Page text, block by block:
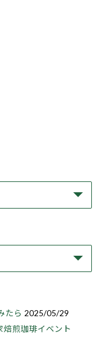
たら 2025/05/29
煎珈琲イベント